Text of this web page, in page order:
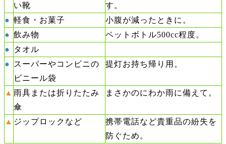
い靴
す。
● 軽食・お菓子
小腹が減ったときに。
● 飲み物
ペットボトル500cc程度。
●
タオル
●
スーパーやコンビニの
ビニール袋
提灯お持ち帰り用。
▲ 雨具または折りたたみ
傘
まさかのにわか雨に備えて。
▲ ジップロックなど
携帯電話など貴重品の紛失を
防ぐため。